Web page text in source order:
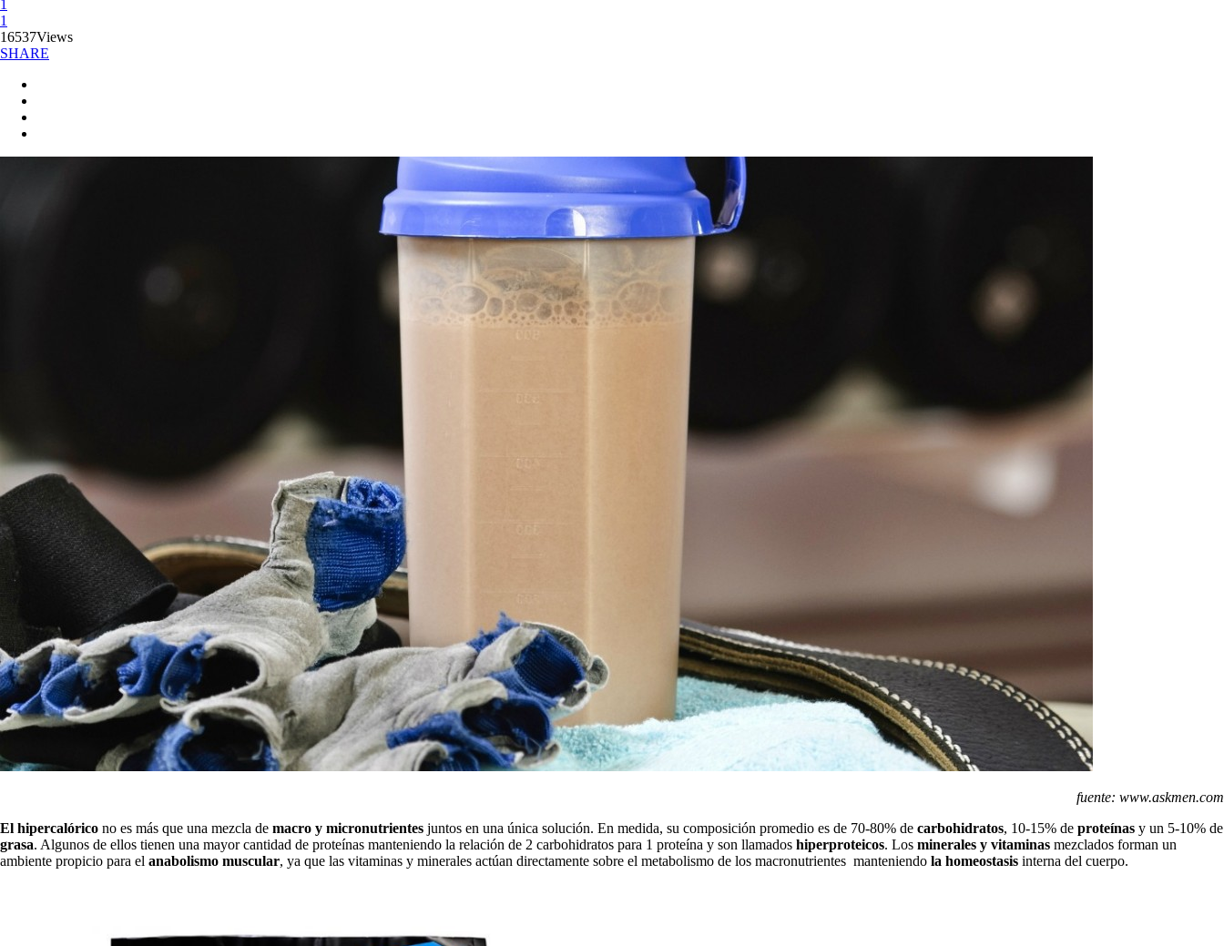
1
1
16537Views
SHARE
fuente: www.askmen.com
El hipercalórico no es más que una mezcla de macro y micronutrientes juntos en una única solución. En medida, su composición promedio es de 70-80% de carbohidratos, 10-15% de proteínas y un 5-10% de
grasa. Algunos de ellos tienen una mayor cantidad de proteínas manteniendo la relación de 2 carbohidratos para 1 proteína y son llamados hiperproteicos. Los minerales y vitaminas mezclados forman un
ambiente propicio para el anabolismo muscular, ya que las vitaminas y minerales actúan directamente sobre el metabolismo de los macronutrientes manteniendo la homeostasis interna del cuerpo.